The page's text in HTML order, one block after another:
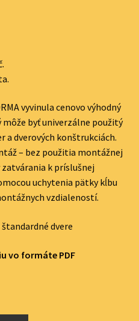
vyvinula cenovo výhodný
byť univerzálne použitý
a dverových konštrukciách.
– bez použitia montážnej
k príslušnej
uchytenia pätky kĺbu
vzdialeností.
dvere
vo formáte PDF